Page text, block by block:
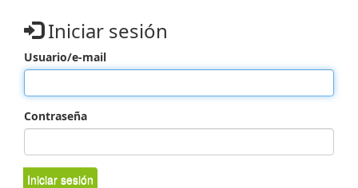
Iniciar sesión
Usuario/e-mail
Contraseña
Iniciar sesión